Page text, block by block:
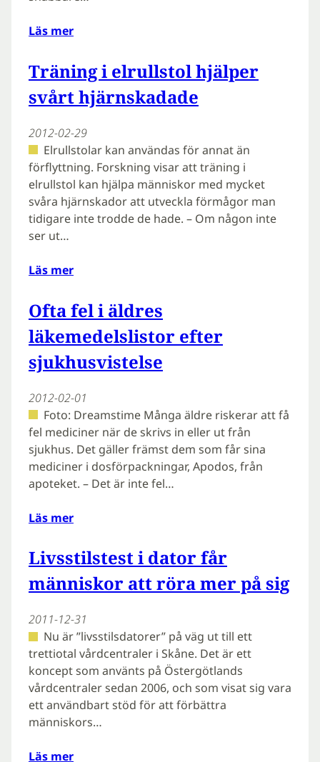
Läs mer
Träning i elrullstol hjälper
svårt hjärnskadade
2012-02-29
Elrullstolar kan användas för annat än
förflyttning. Forskning visar att träning i
elrullstol kan hjälpa människor med mycket
svåra hjärnskador att utveckla förmågor man
tidigare inte trodde de hade. – Om någon inte
ser ut…
Läs mer
Ofta fel i äldres
läkemedelslistor efter
sjukhusvistelse
2012-02-01
Foto: Dreamstime Många äldre riskerar att få
fel mediciner när de skrivs in eller ut från
sjukhus. Det gäller främst dem som får sina
mediciner i dosförpackningar, Apodos, från
apoteket. – Det är inte fel…
Läs mer
Livsstilstest i dator får
människor att röra mer på sig
2011-12-31
Nu är ”livsstilsdatorer” på väg ut till ett
trettiotal vårdcentraler i Skåne. Det är ett
koncept som använts på Östergötlands
vårdcentraler sedan 2006, och som visat sig vara
ett användbart stöd för att förbättra
människors…
Läs mer